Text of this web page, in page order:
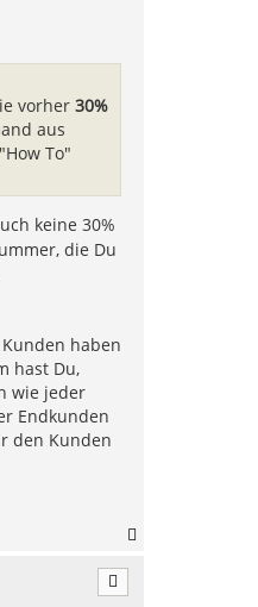
vorher30%
aus
To"
keine 30%
die Du
haben
hast Du,
wie jeder
Endkunden
den Kunden